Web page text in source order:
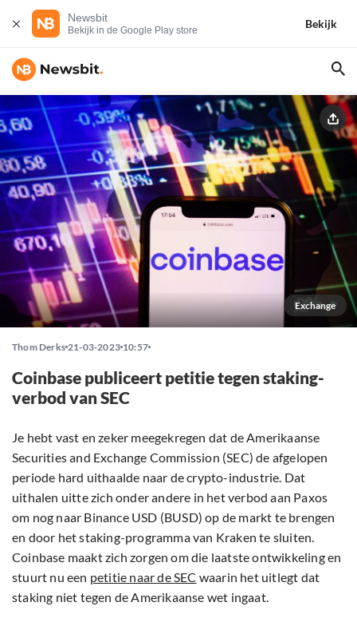
Newsbit
Bekijk in de Google Play store
Bekijk
Exchange
Thom Derks 21-03-2023 10:57
Coinbase publiceert petitie tegen staking-
verbod van SEC
Je hebt vast en zeker meegekregen dat de Amerikaanse
Securities and Exchange Commission (SEC) de afgelopen
periode hard uithaalde naar de crypto-industrie. Dat
uithalen uitte zich onder andere in het verbod aan Paxos
om nog naar Binance USD (BUSD) op de markt te brengen
en door het staking-programma van Kraken te sluiten.
Coinbase maakt zich zorgen om die laatste ontwikkeling en
stuurt nu een petitie naar de SEC waarin het uitlegt dat
staking niet tegen de Amerikaanse wet ingaat.